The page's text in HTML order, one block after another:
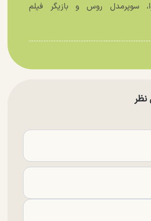
سوپرمدل روس و بازیگر فیلم
نظر